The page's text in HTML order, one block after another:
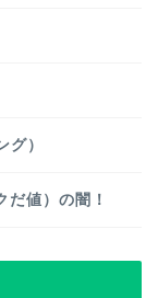
グ）
値）の闇！